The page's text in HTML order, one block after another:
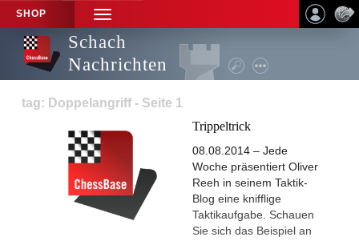
SHOP
TOGGLE
NAVIGATION
Schach
Nachrichten
tag: Doppelangriff - Seite 1
Trippeltrick
08.08.2014 – Jede
Woche präsentiert Oliver
Reeh in seinem Taktik-
Blog eine knifflige
Taktikaufgabe. Schauen
Sie sich das Beispiel an